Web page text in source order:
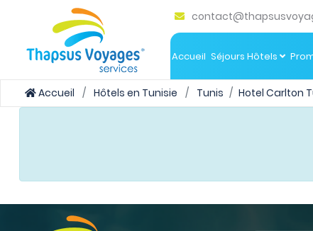
Accueil Séjours Hôtels
Accueil Hôtels en Tunisie Tunis Hotel Carlton